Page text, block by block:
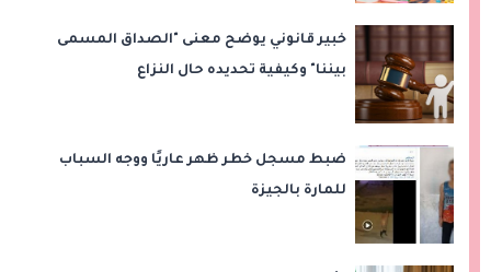
خبير قانوني يوضح معنى "الصداق المسمى
بيننا" وكيفية تحديده حال النزاع
ضبط مسجل خطر ظهر عاريًا ووجه السباب
للمارة بالجيزة